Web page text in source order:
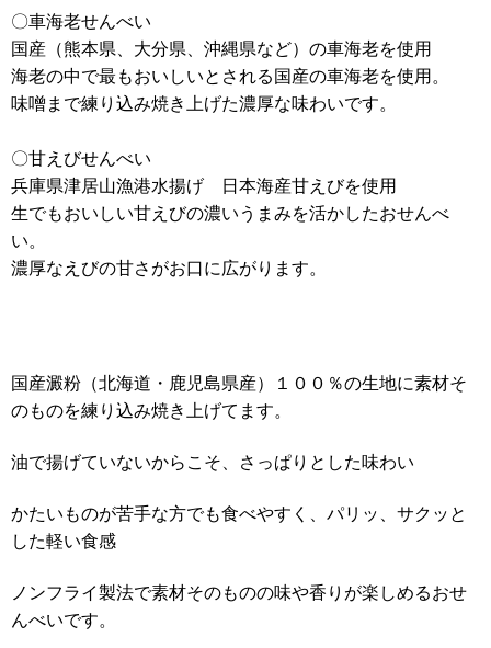
〇車海老せんべい
国産（熊本県、大分県、沖縄県など）の車海老を使用
海老の中で最もおいしいとされる国産の車海老を使用。
味噌まで練り込み焼き上げた濃厚な味わいです。
〇甘えびせんべい
兵庫県津居山漁港水揚げ 日本海産甘えびを使用
生でもおいしい甘えびの濃いうまみを活かしたおせんべ
い。
濃厚なえびの甘さがお口に広がります。
国産澱粉（北海道・鹿児島県産）１００％の生地に素材そ
のものを練り込み焼き上げてます。
油で揚げていないからこそ、さっぱりとした味わい
かたいものが苦手な方でも食べやすく、パリッ、サクッと
した軽い食感
ノンフライ製法で素材そのものの味や香りが楽しめるおせ
んべいです。